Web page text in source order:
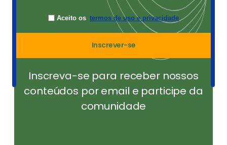
Aceito os termos de uso e privacidade
Inscrever-se
Inscreva-se para receber nossos
conteúdos por email e participe da
comunidade